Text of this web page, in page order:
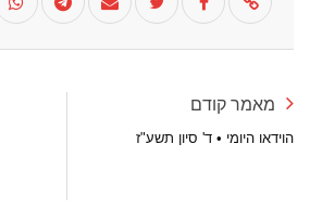
מאמר קודם
הוידאו היומי • ד' סיון תשע"ז